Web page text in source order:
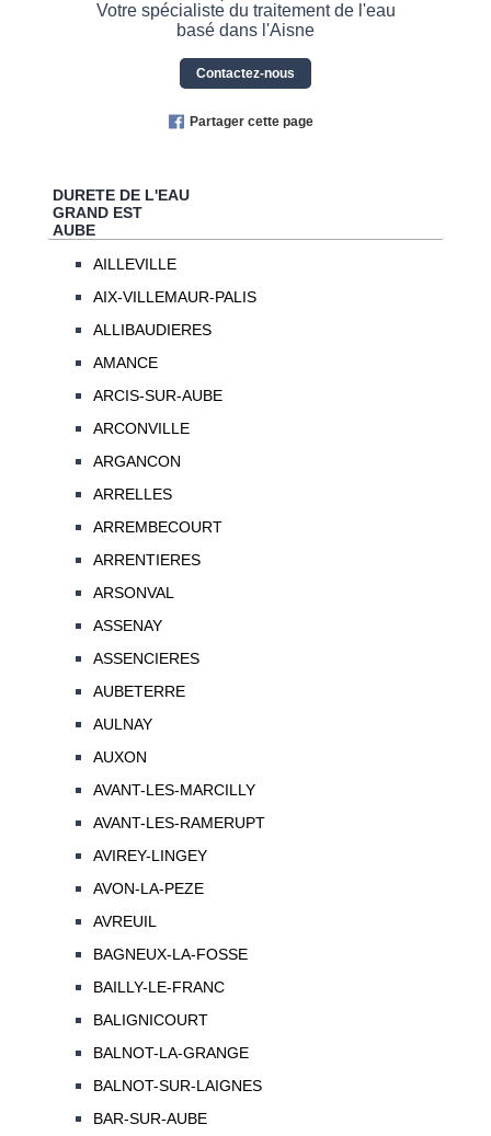
Votre spécialiste du traitement de l'eau
basé dans l'Aisne
Contactez-nous
Partager cette page
DURETE DE L'EAU
GRAND EST
AUBE
AILLEVILLE
AIX-VILLEMAUR-PALIS
ALLIBAUDIERES
AMANCE
ARCIS-SUR-AUBE
ARCONVILLE
ARGANCON
ARRELLES
ARREMBECOURT
ARRENTIERES
ARSONVAL
ASSENAY
ASSENCIERES
AUBETERRE
AULNAY
AUXON
AVANT-LES-MARCILLY
AVANT-LES-RAMERUPT
AVIREY-LINGEY
AVON-LA-PEZE
AVREUIL
BAGNEUX-LA-FOSSE
BAILLY-LE-FRANC
BALIGNICOURT
BALNOT-LA-GRANGE
BALNOT-SUR-LAIGNES
BAR-SUR-AUBE